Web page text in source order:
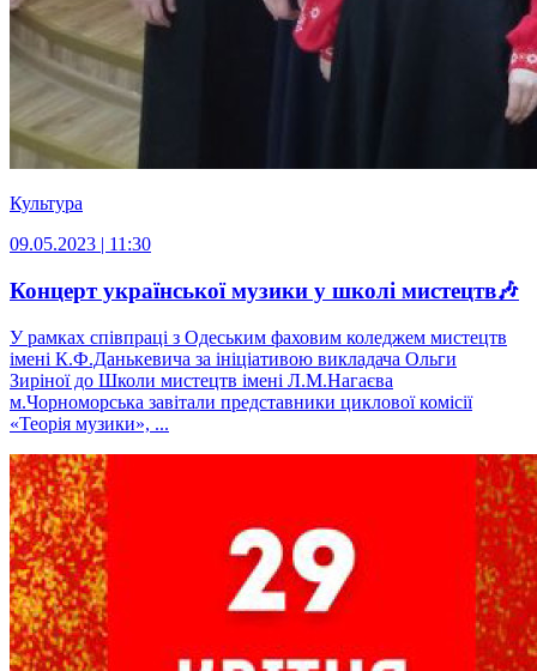
Культура
09.05.2023 | 11:30
Концерт української музики у школі мистецтв🎶
У рамках співпраці з Одеським фаховим коледжем мистецтв
імені К.Ф.Данькевича за ініціативою викладача Ольги
Зиріної до Школи мистецтв імені Л.М.Нагаєва
м.Чорноморська завітали представники циклової комісії
«Теорія музики», ...